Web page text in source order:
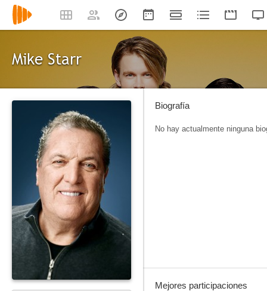
Mike Starr
Biografía
No hay actualmente ninguna
Mejores participaciones